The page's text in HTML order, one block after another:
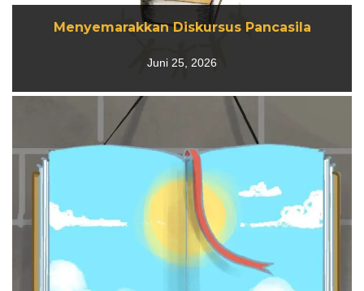
Menyemarakkan Diskursus Pancasila
Juni 25, 2026
Menyemarakkan Diskursus Pancasila
Juni 25, 2026